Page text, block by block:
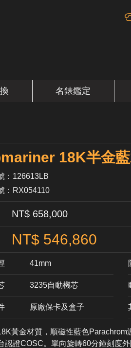
名錶鑑定
18K半金
：126613LB
：RX054110
NT$ 658,000
NT$ 546,860
41mm
​3235自動機芯
原廠保卡及盒子
黃金材質，順磁性藍色
認證COSC。單向旋轉60分鐘刻度